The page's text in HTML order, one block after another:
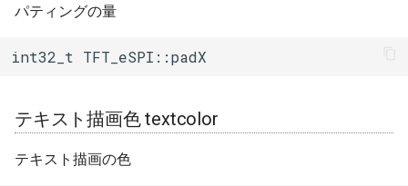
pushImage()
画像送信(8bit色)
pushImage()
fs::SDFS
パティングの量
int32_t TFT_eSPI::padX
テキスト描画色 textcolor
テキスト描画の色